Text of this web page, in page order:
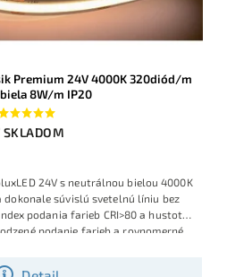
Premium 24V 4000K 320diód/m
8W/m IP20
SKLADOM
24V s neutrálnou bielou 4000K
dokonale súvislú svetelnú líniu bez
podania farieb CRI>80 a hustota
podanie farieb a rovnomerné
interiéri.